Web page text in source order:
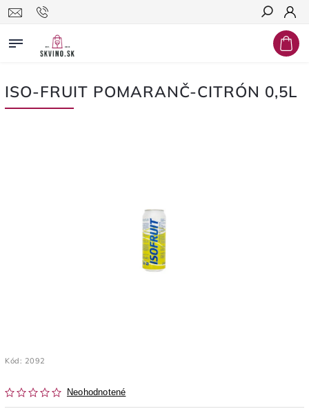
Hľadať
ISO-FRUIT POMARANČ-CITRÓN 0,5L
Kód: 2092
Neohodnotené